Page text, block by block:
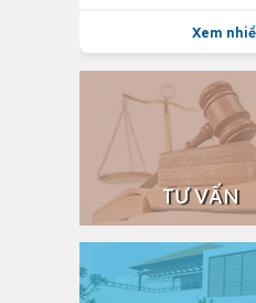
Xem
TƯ VẤN